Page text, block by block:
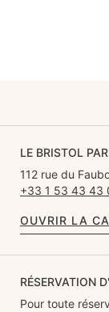
LE BRISTOL
112 rue du
+33 1 53 43 43
OUVRIR LA
RÉSERVATION
Pour toute